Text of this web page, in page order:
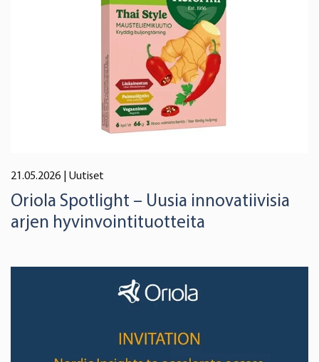
21.05.2026 | Uutiset
Oriola Spotlight – Uusia innovatiivisia
arjen hyvinvointituotteita